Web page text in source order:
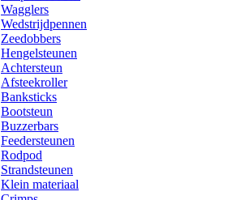
Wagglers
Wedstrijdpennen
Zeedobbers
Hengelsteunen
Achtersteun
Afsteekroller
Banksticks
Bootsteun
Buzzerbars
Feedersteunen
Rodpod
Strandsteunen
Klein materiaal